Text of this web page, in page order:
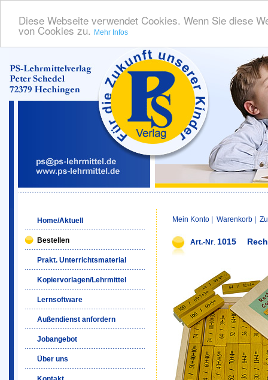
Diese Webseite verwendet Cookies. Wenn Sie diese
von Cookies zu. Mehr Infos
Home/Aktuell
Bestellen
Prakt. Unterrichtsmaterial
Kopiervorlagen/Lehrmittel
Lernsoftware
Außendienst anfordern
Jobangebot
Über uns
Mein Konto Warenkorb
Art.-Nr. 1015